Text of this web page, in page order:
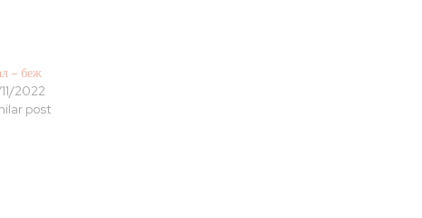
– беж
2022
post